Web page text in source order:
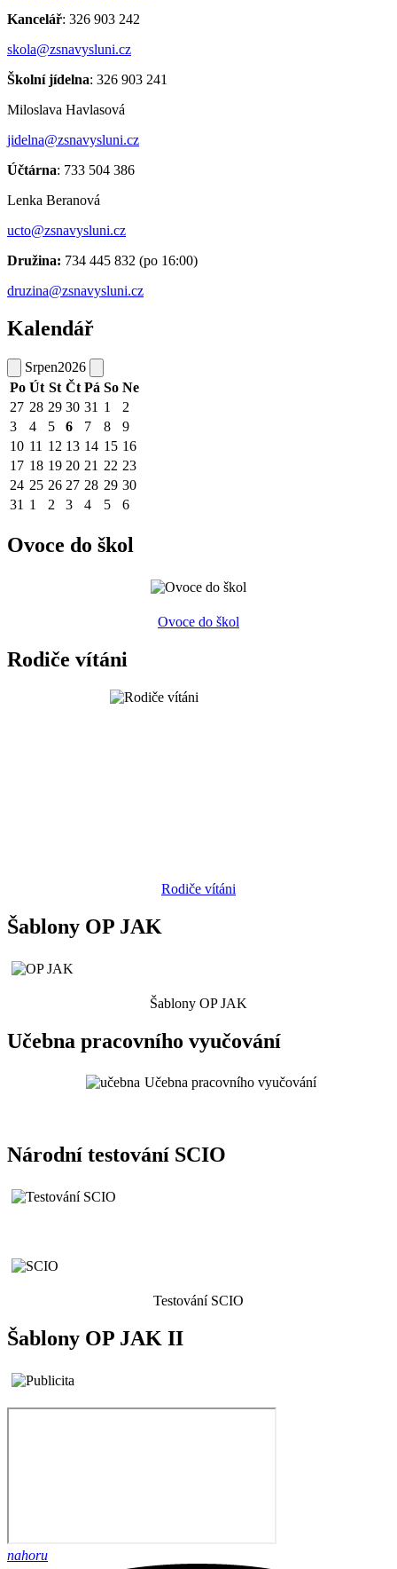
Kancelář: 326 903 242
skola@zsnavysluni.cz
Školní jídelna: 326 903 241
Miloslava Havlasová
jidelna@zsnavysluni.cz
Účtárna: 733 504 386
Lenka Beranová
ucto@zsnavysluni.cz
Družina: 734 445 832 (po 16:00)
druzina@zsnavysluni.cz
Kalendář
Srpen2026
Po Út St Čt Pá So Ne
27 28 29 30 31 1
2
3
4 5 6 7 8
9
10 11 12 13 14 15 16
17 18 19 20 21 22 23
24 25 26 27 28 29 30
31 1 2 3 4 5 6
Ovoce do škol
Ovoce do škol
Rodiče vítáni
Rodiče vítáni
Šablony OP JAK
Šablony OP JAK
Učebna pracovního vyučování
Učebna pracovního vyučování
Národní testování SCIO
Testování SCIO
Šablony OP JAK II
nahoru